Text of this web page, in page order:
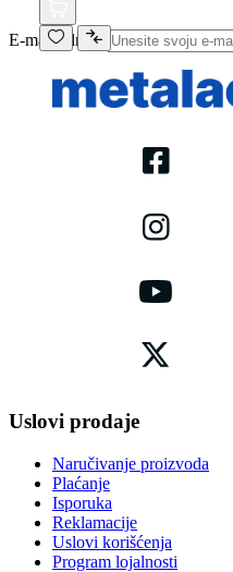
E-mail adresa
Uslovi prodaje
Naručivanje proizvoda
Plaćanje
Isporuka
Reklamacije
Uslovi korišćenja
Program lojalnosti